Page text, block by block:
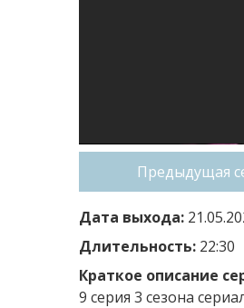
Предыдущая
Дата выхода:
Длительность: 22:30
Краткое описание
9 серия 3 сезона